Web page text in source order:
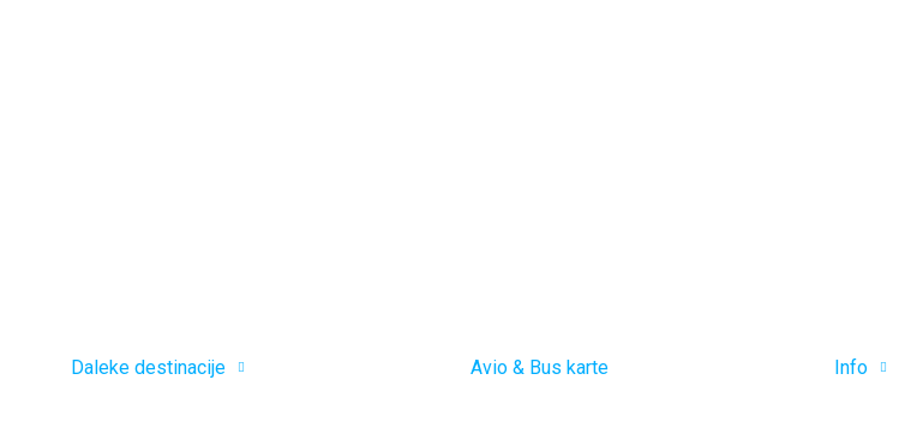
Daleke destinacije Avio & Bus karte Info